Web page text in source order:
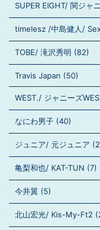
SUPER EIGHT/ 関ジャ
timelesz /中島健人/
TOBE/ 滝沢秀明 (82)
Travis Japan (50)
WEST./ ジャニーズ
なにわ男子 (40)
ジュニア/ 元ジュニア
亀梨和也/ KAT-TUN (7)
今井翼 (5)
北山宏光/ Kis-My-Ft2